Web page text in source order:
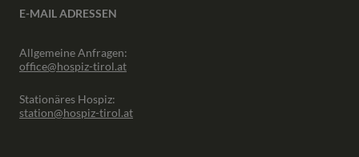
E-MAIL ADRESSEN
Allgemeine Anfragen:
office@hospiz-tirol.at
Stationäres Hospiz:
station@hospiz-tirol.at